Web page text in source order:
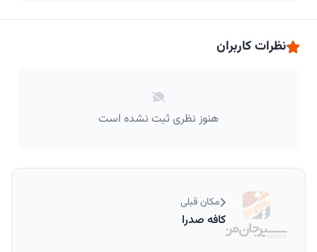
نظرات کاربران
هنوز نظری ثبت نشده است
مکان قبلی
کافه صدرا